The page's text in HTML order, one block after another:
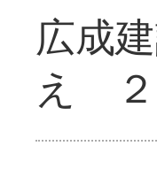
広成
え ２